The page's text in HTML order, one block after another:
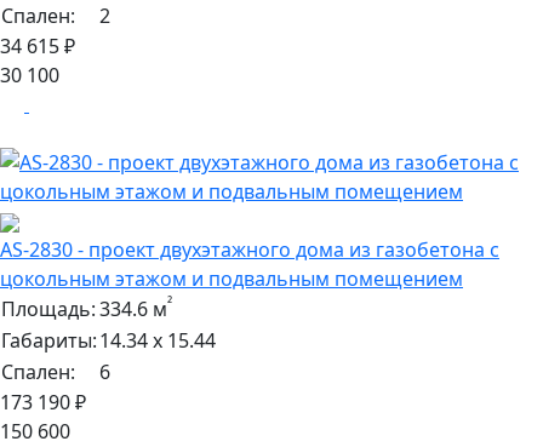
Спален:
2
34 615 ₽
30 100
AS-2830 - проект двухэтажного дома из газобетона с
цокольным этажом и подвальным помещением
Площадь:334.6 м²
Габариты:14.34 х 15.44
Спален:
6
173 190 ₽
150 600